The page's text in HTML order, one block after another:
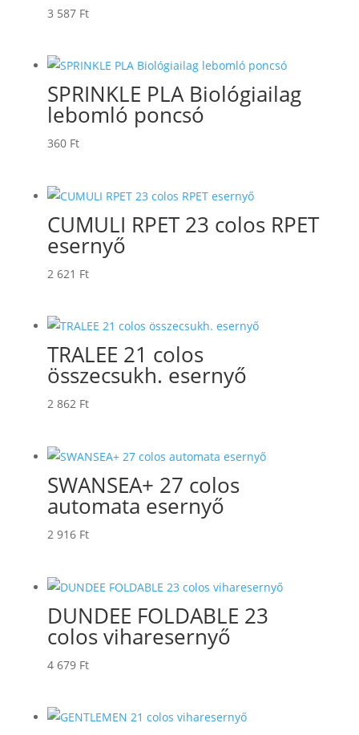
3 587 Ft
SPRINKLE PLA Biológiailag
lebomló poncsó
360 Ft
CUMULI RPET 23 colos RPET
esernyő
2 621 Ft
TRALEE 21 colos
összecsukh. esernyő
2 862 Ft
SWANSEA+ 27 colos
automata esernyő
2 916 Ft
DUNDEE FOLDABLE 23
colos viharesernyő
4 679 Ft